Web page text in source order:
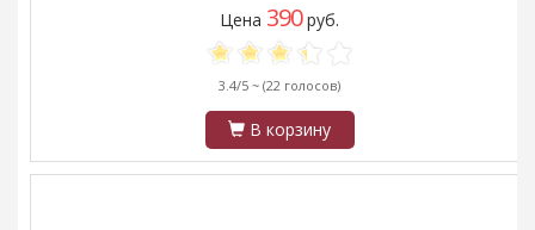
Цена 390руб.
3.4/5 ~ (22 голосов)
В корзину